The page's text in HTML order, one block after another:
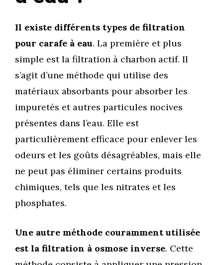
Il existe différents types de filtration
pour carafe à eau. La première et plus
simple est la filtration à charbon actif. Il
s’agit d’une méthode qui utilise des
matériaux absorbants pour absorber les
impuretés et autres particules nocives
présentes dans l’eau. Elle est
particulièrement efficace pour enlever les
odeurs et les goûts désagréables, mais elle
ne peut pas éliminer certains produits
chimiques, tels que les nitrates et les
phosphates.
Une autre méthode couramment utilisée
est la filtration à osmose inverse. Cette